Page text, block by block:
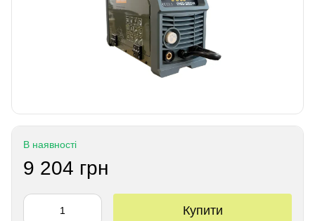
В наявності
9 204 грн
Купити